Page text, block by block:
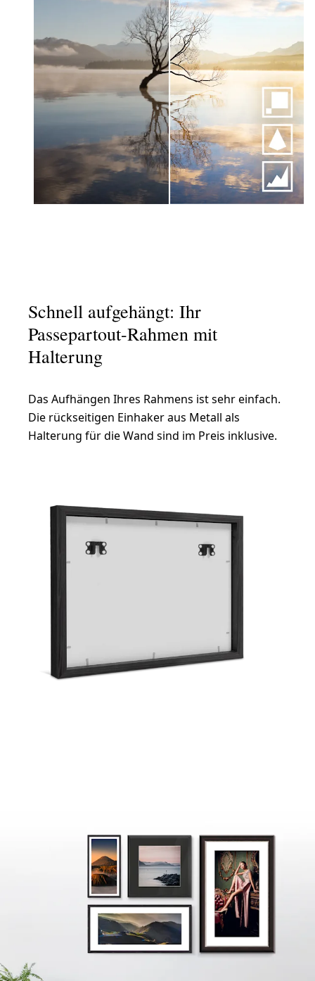
Schnell aufgehängt: Ihr
Passepartout-Rahmen mit
Halterung
Das Aufhängen Ihres Rahmens ist sehr einfach.
Die rückseitigen Einhaker aus Metall als
Halterung für die Wand sind im Preis inklusive.